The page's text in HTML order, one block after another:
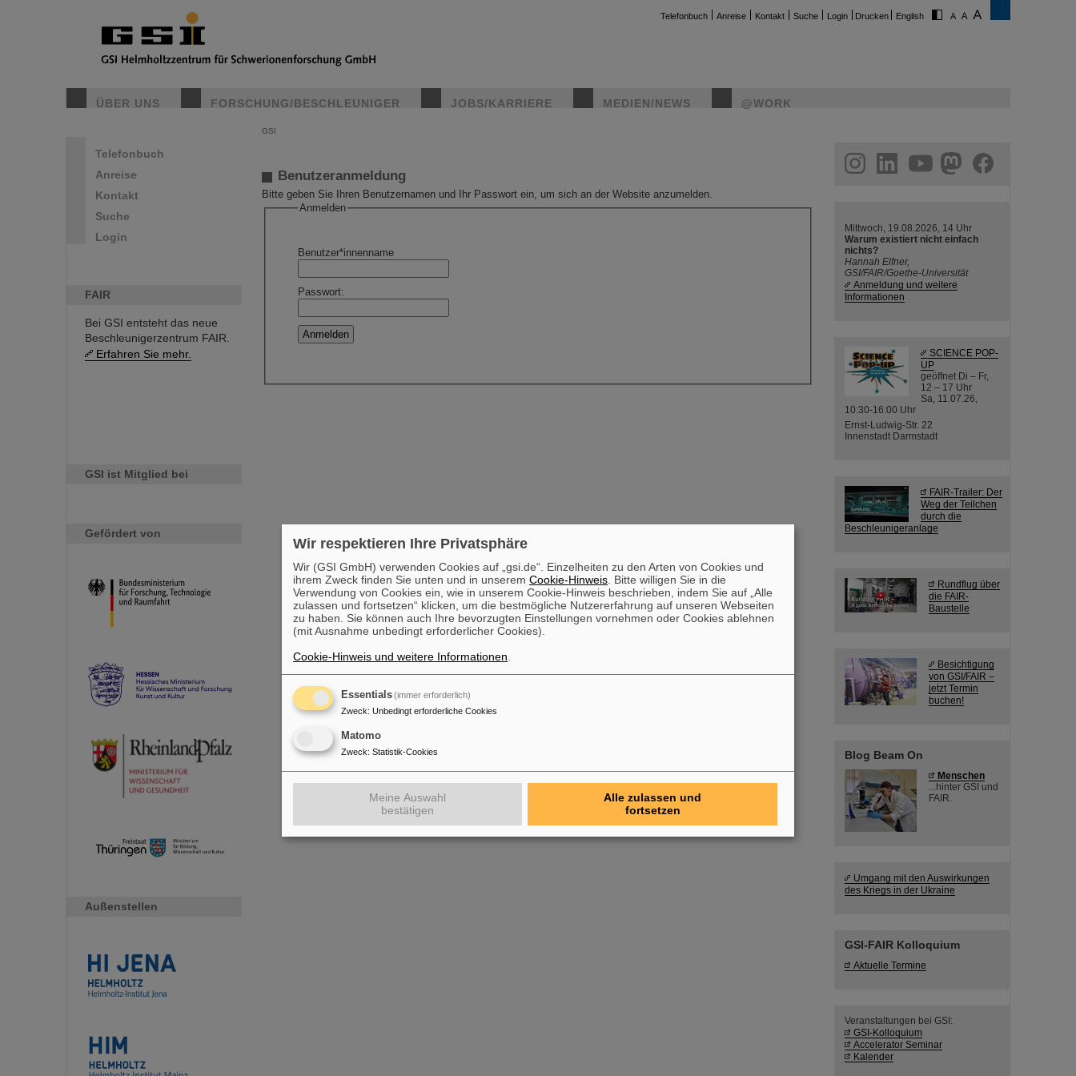
Telefonbuch Anreise Kontakt Suche Login Drucken English
ÜBER UNS FORSCHUNG/BESCHLEUNIGER JOBS/KARRIERE MEDIEN/NEWS @WORK
Telefonbuch
Anreise
Kontakt
Suche
Login
FAIR
Bei GSI entsteht das neue
Beschleunigerzentrum FAIR.
Erfahren Sie mehr.
GSI ist Mitglied bei
Gefördert von
Außenstellen
GSI
Benutzeranmeldung
Bitte geben Sie Ihren Benutzernamen und Ihr Passwort ein, um sich an der Website anzumelden.
Anmelden
Benutzer*innenname
Passwort:
helmholtz.social
facebook
Mittwoch, 19.08.2026, 14 Uhr
Warum existiert nicht einfach
nichts?
Hannah Elfner,
GSI/FAIR/Goethe-Universität
Anmeldung und weitere
Informationen
SCIENCE POP-
UP
geöffnet Di – Fr,
12 – 17 Uhr
Sa, 11.07.26,
10:30-16:00 Uhr
Ernst-Ludwig-Str. 22
Innenstadt Darmstadt
FAIR-Trailer: Der
Weg der Teilchen
durch die
Beschleunigeranlage
Rundflug über
die FAIR-
Baustelle
Besichtigung
von GSI/FAIR –
jetzt Termin
buchen!
Blog Beam On
Menschen
...hinter GSI und
FAIR.
Umgang mit den Auswirkungen
des Kriegs in der Ukraine
GSI-FAIR Kolloquium
Aktuelle Termine
Veranstaltungen bei GSI:
GSI-Kolloquium
Accelerator Seminar
Kalender
Wir respektieren Ihre Privatsphäre
Wir (GSI GmbH) verwenden Cookies auf „gsi.de“. Einzelheiten zu den Arten von Cookies und
ihrem Zweck finden Sie unten und in unserem Cookie-Hinweis . Bitte willigen Sie in die
Verwendung von Cookies ein, wie in unserem Cookie-Hinweis beschrieben, indem Sie auf „Alle
zulassen und fortsetzen“ klicken, um die bestmögliche Nutzererfahrung auf unseren Webseiten
zu haben. Sie können auch Ihre bevorzugten Einstellungen vornehmen oder Cookies ablehnen
(mit Ausnahme unbedingt erforderlicher Cookies).
Cookie-Hinweis und weitere Informationen
Essentials(immer erforderlich)
Zweck: Unbedingt erforderliche Cookies
Matomo
Zweck: Statistik-Cookies
Meine Auswahl
bestätigen
Alle zulassen und
fortsetzen